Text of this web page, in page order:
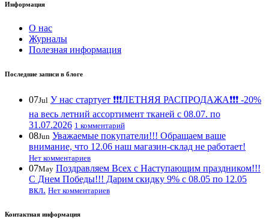
Информация
О нас
Журналы
Полезная информация
Последние записи в блоге
07Jul У нас стартует ❗️❗️❗️ЛЕТНЯЯ РАСПРОДАЖА❗️❗️❗️ -20%
на весь летний ассортимент тканей с 08.07. по
31.07.2026 1 комментарий
08Jun Уважаемые покупатели!!! Обращаем ваше
внимание, что 12.06 наш магазин-склад не работает!
Нет комментариев
07May Поздравляем Всех с Наступающим праздником!!!
С Днем Победы!!! Дарим скидку 9% с 08.05 по 12.05
вкл. Нет комментариев
Контактная информация